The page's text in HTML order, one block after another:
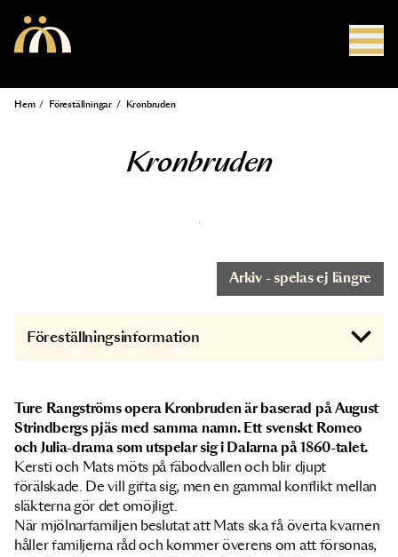
Länkstig
Hem / Föreställningar / Kronbruden
Kronbruden
Arkiv - spelas ej längre
Föreställningsinformation
Ture Rangströms opera Kronbruden är baserad på August
Strindbergs pjäs med samma namn. Ett svenskt Romeo
och Julia-drama som utspelar sig i Dalarna på 1860-talet.
Kersti och Mats möts på fäbodvallen och blir djupt
förälskade. De vill gifta sig, men en gammal konflikt mellan
släkterna gör det omöjligt.
När mjölnarfamiljen beslutat att Mats ska få överta kvarnen
håller familjerna råd och kommer överens om att försonas,